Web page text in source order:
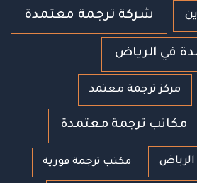
شركة ترجمة معتمدة
في الرياض
مركز ترجمة معتمد
مكاتب ترجمة معتمدة
مكتب ترجمة فورية